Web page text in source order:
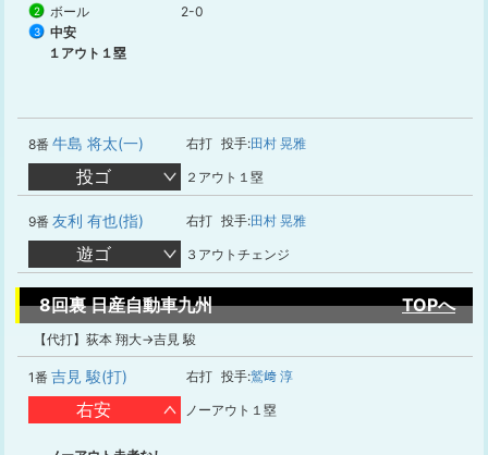
2 ボール 2-0
3
中安
１アウト１塁
8番 牛島 将太(一) 右打 投手:田村 晃雅
投ゴ ２アウト１塁
9番 友利 有也(指) 右打 投手:田村 晃雅
遊ゴ ３アウトチェンジ
8回裏 日産自動車九州 TOPへ
【代打】荻本 翔大→吉見 駿
1番 吉見 駿(打) 右打 投手:鷲﨑 淳
右安 ノーアウト１塁